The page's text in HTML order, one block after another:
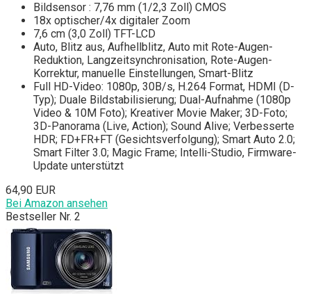
Bildsensor : 7,76 mm (1/2,3 Zoll) CMOS
18x optischer/4x digitaler Zoom
7,6 cm (3,0 Zoll) TFT-LCD
Auto, Blitz aus, Aufhellblitz, Auto mit Rote-Augen-
Reduktion, Langzeitsynchronisation, Rote-Augen-
Korrektur, manuelle Einstellungen, Smart-Blitz
Full HD-Video: 1080p, 30B/s, H.264 Format, HDMI (D-
Typ); Duale Bildstabilisierung; Dual-Aufnahme (1080p
Video & 10M Foto); Kreativer Movie Maker; 3D-Foto;
3D-Panorama (Live, Action); Sound Alive; Verbesserte
HDR; FD+FR+FT (Gesichtsverfolgung); Smart Auto 2.0;
Smart Filter 3.0; Magic Frame; Intelli-Studio, Firmware-
Update unterstützt
64,90 EUR
Bei Amazon ansehen
Bestseller Nr. 2